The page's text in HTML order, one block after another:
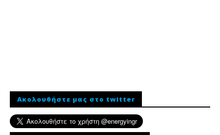
Ακολουθήστε μας στο twitter